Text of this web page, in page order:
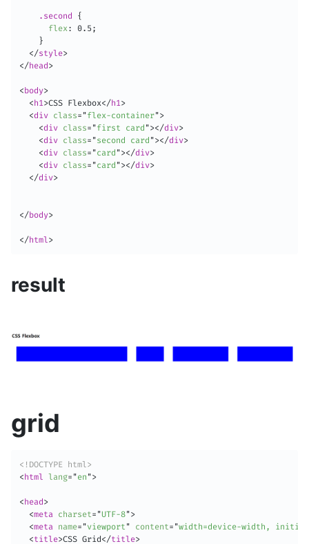
.second
{
flex : 0.5 ;
}
</style>
</head>
<body>
<h1 >CSS Flexbox</h1 >
<div class= "flex-container">
<div class= "first card "></div>
<div class= "second card "></div>
<div class= "card "></div>
<div class= "card "></div>
</div>
</body>
</html >
result
grid
<!DOCTYPE html>
< html lang= "en ">
< head >
<meta charset= "UTF-8">
<meta name= "viewport " content= "width=device-width,
<title>CSS Grid </title>